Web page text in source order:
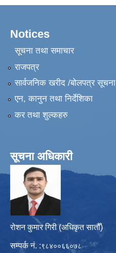
Notices
सूचना तथा समाचार
राजपत्र
सार्वजनिक खरीद /बोलपत्र सूचना
एन, कानुन तथा निर्देशिका
कर तथा शुल्कहरु
सूचना अधिकारी
रोशन कुमार गिरी (अधिकृत सातौँ)
सम्पर्क नं. :९८४००६६०७८